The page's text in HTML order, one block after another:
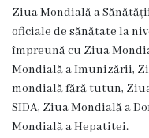
i
g
r
a
m
Ziua Mondială a
oficiale de sănătate la
împreună cu Ziua
Mondială a Imunizării,
mondială fără tutun,
SIDA, Ziua Mondială a
Mondială a Hepatitei.